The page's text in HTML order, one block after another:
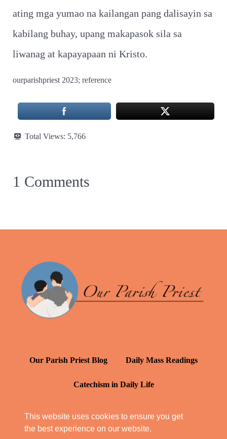
This website uses cookies to ensure you get
the best experience on our website.
ating mga yumao na kailangan pang dalisayin sa
kabilang buhay, upang makapasok sila sa
liwanag at kapayapaan ni Kristo.
ourparishpriest 2023; reference
Total Views: 5,766
1 Comments
Our Parish Priest Blog Daily Mass Readings
Catechism in Daily Life
YT: Tambuli ng Kagalakan